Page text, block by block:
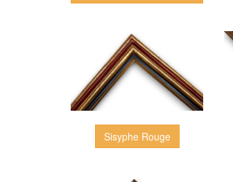
Sisyphe Rouge